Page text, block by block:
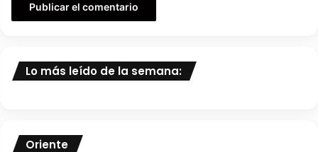
Lo más leído de la semana:
Oriente